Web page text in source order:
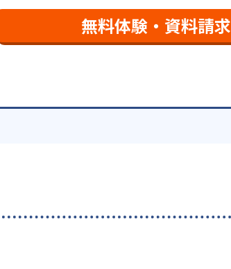
無料体験・資料請求